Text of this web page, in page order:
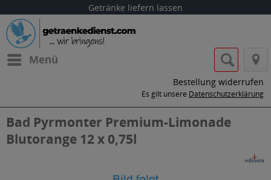
Getränke liefern lassen
Menü
Bestellung widerrufen
Es gilt unsere Datenschutzerklärung
Bad Pyrmonter Premium-Limonade
Blutorange 12 x 0,75l